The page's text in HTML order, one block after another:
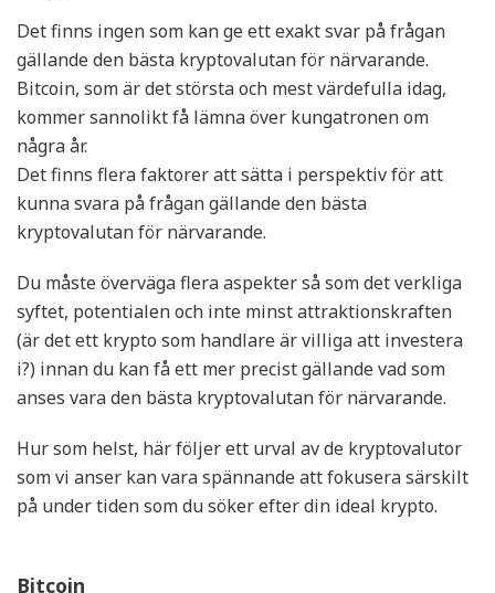
Det finns ingen som kan ge ett exakt svar på frågan
gällande den bästa kryptovalutan för närvarande.
Bitcoin, som är det största och mest värdefulla idag,
kommer sannolikt få lämna över kungatronen om
några år.
Det finns flera faktorer att sätta i perspektiv för att
kunna svara på frågan gällande den bästa
kryptovalutan för närvarande.
Du måste överväga flera aspekter så som det verkliga
syftet, potentialen och inte minst attraktionskraften
(är det ett krypto som handlare är villiga att investera
i?) innan du kan få ett mer precist gällande vad som
anses vara den bästa kryptovalutan för närvarande.
Hur som helst, här följer ett urval av de kryptovalutor
som vi anser kan vara spännande att fokusera särskilt
på under tiden som du söker efter din ideal krypto.
Bitcoin